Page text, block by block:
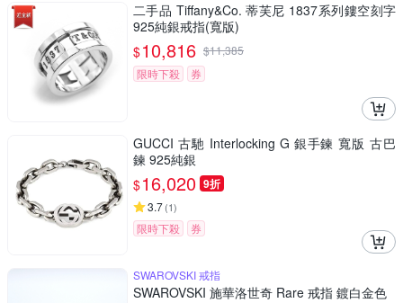
二手品 Tiffany&Co. 蒂芙尼 1837系列鏤空刻字
925純銀戒指(寬版)
$10,816 $11,385
限時下殺
券
GUCCI 古馳 Interlocking G 銀手鍊 寬版 古巴
鍊 925純銀
$16,020 9折
3.7(1)
限時下殺 券
SWAROVSKI 戒指
SWAROVSKI 施華洛世奇 Rare 戒指 鍍白金色